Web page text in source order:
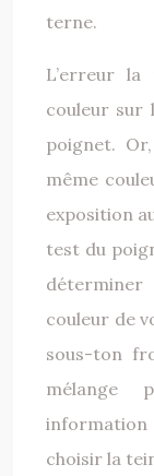
terne.
L’erreur
couleur sur
poignet.
même
exposition
test du
déterminer
couleur de
sous-ton
mélange
choisir la